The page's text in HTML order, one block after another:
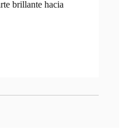
brillante hacia